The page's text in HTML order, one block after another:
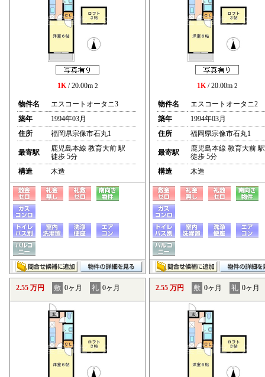
1K/ 20.00m 2
物件名
エスコートオータニ3
築年
1994年03月
住所
福岡県宗像市石丸1
最寄駅
鹿児島本線 教育大前 駅
徒歩 5分
構造
木造
1K/ 20.00m 2
物件名
エスコートオータニ2
築年
1994年03月
住所
福岡県宗像市石丸1
最寄駅
鹿児島本線 教育大前 駅
徒歩 5分
構造
木造
2.55 万円 敷 0ヶ月 礼 0ヶ月 2.55 万円 敷 0ヶ月 礼 0ヶ月